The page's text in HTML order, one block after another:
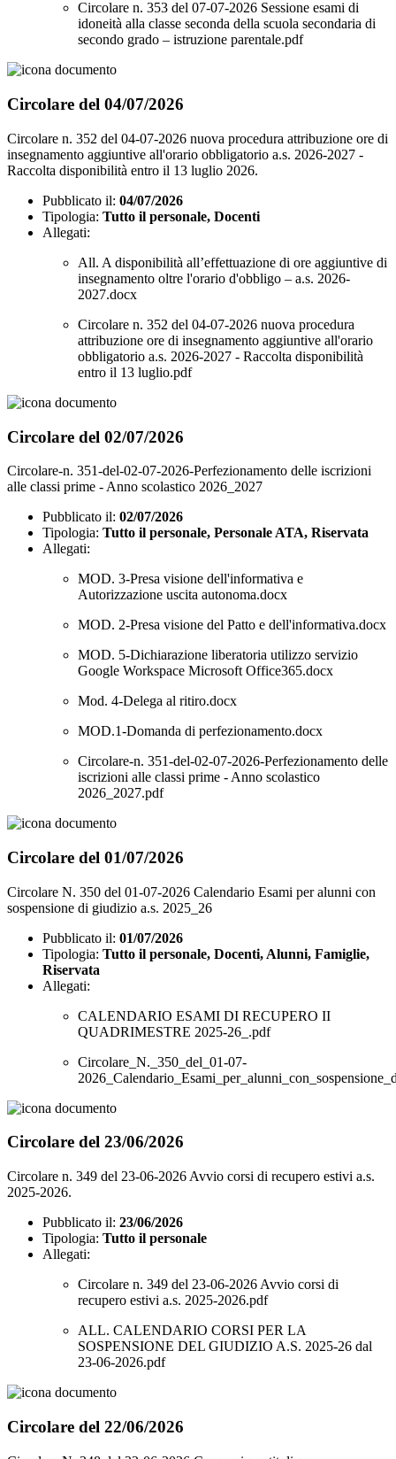
Circolare n. 353 del 07-07-2026 Sessione esami di
idoneità alla classe seconda della scuola secondaria di
secondo grado – istruzione parentale.pdf
Circolare del 04/07/2026
Circolare n. 352 del 04-07-2026 nuova procedura attribuzione ore di
insegnamento aggiuntive all'orario obbligatorio a.s. 2026-2027 -
Raccolta disponibilità entro il 13 luglio 2026.
Pubblicato il: 04/07/2026
Tipologia: Tutto il personale, Docenti
Allegati:
All. A disponibilità all’effettuazione di ore aggiuntive di
insegnamento oltre l'orario d'obbligo – a.s. 2026-
2027.docx
Circolare n. 352 del 04-07-2026 nuova procedura
attribuzione ore di insegnamento aggiuntive all'orario
obbligatorio a.s. 2026-2027 - Raccolta disponibilità
entro il 13 luglio.pdf
Circolare del 02/07/2026
Circolare-n. 351-del-02-07-2026-Perfezionamento delle iscrizioni
alle classi prime - Anno scolastico 2026_2027
Pubblicato il: 02/07/2026
Tipologia: Tutto il personale, Personale ATA, Riservata
Allegati:
MOD. 3-Presa visione dell'informativa e
Autorizzazione uscita autonoma.docx
MOD. 2-Presa visione del Patto e dell'informativa.docx
MOD. 5-Dichiarazione liberatoria utilizzo servizio
Google Workspace Microsoft Office365.docx
Mod. 4-Delega al ritiro.docx
MOD.1-Domanda di perfezionamento.docx
Circolare-n. 351-del-02-07-2026-Perfezionamento delle
iscrizioni alle classi prime - Anno scolastico
2026_2027.pdf
Circolare del 01/07/2026
Circolare N. 350 del 01-07-2026 Calendario Esami per alunni con
sospensione di giudizio a.s. 2025_26
Pubblicato il: 01/07/2026
Tipologia: Tutto il personale, Docenti, Alunni, Famiglie,
Riservata
Allegati:
CALENDARIO ESAMI DI RECUPERO II
QUADRIMESTRE 2025-26_.pdf
Circolare_N._350_del_01-07-
Circolare del 23/06/2026
Circolare n. 349 del 23-06-2026 Avvio corsi di recupero estivi a.s.
2025-2026.
Pubblicato il: 23/06/2026
Tipologia: Tutto il personale
Allegati:
Circolare n. 349 del 23-06-2026 Avvio corsi di
recupero estivi a.s. 2025-2026.pdf
ALL. CALENDARIO CORSI PER LA
SOSPENSIONE DEL GIUDIZIO A.S. 2025-26 dal
23-06-2026.pdf
Circolare del 22/06/2026